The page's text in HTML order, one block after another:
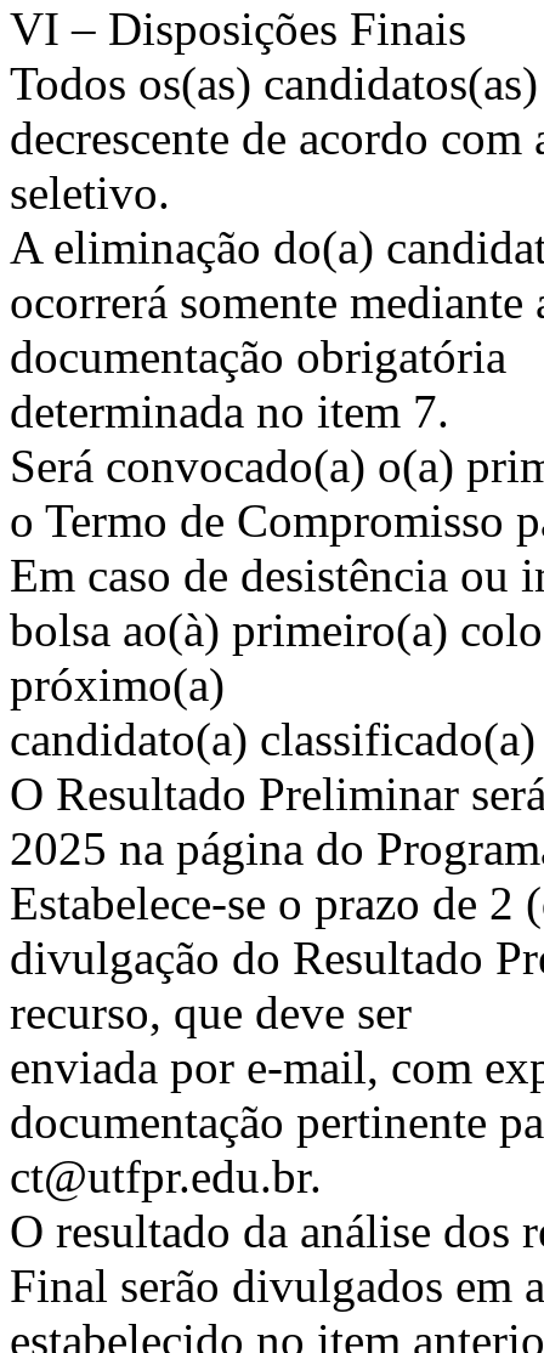
VI – Disposições Finais
Todos os(as)
decrescente de acordo
seletivo.
A eliminação do(a)
ocorrerá somente mediante
documentação obrigatória
determinada no item 7.
Será convocado(a) o(a)
o Termo de Compromisso
Em caso de desistência ou
bolsa ao(à) primeiro(a)
próximo(a)
candidato(a)
O Resultado Preliminar
2025 na página do
Estabelece-se o prazo de 2
divulgação do Resultado
recurso, que deve ser
enviada por e-mail, com
documentação pertinente
ct@utfpr.edu.br.
O resultado da análise dos
Final serão divulgados em
estabelecido no item